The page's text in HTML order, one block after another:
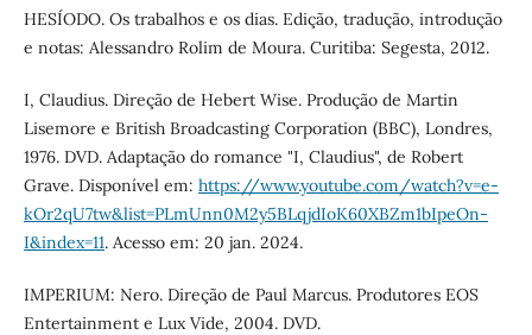
HESÍODO. Os trabalhos e os dias. Edição, tradução, introdução
e notas: Alessandro Rolim de Moura. Curitiba: Segesta, 2012.
I, Claudius. Direção de Hebert Wise. Produção de Martin
Lisemore e British Broadcasting Corporation (BBC), Londres,
1976. DVD. Adaptação do romance "I, Claudius", de Robert
Grave. Disponível em: https://www.youtube.com/watch?v=e-
kOr2qU7tw&list=PLmUnn0M2y5BLqjdIoK60XBZm1bIpeOn-
I&index=11. Acesso em: 20 jan. 2024.
IMPERIUM: Nero. Direção de Paul Marcus. Produtores EOS
Entertainment e Lux Vide, 2004. DVD.